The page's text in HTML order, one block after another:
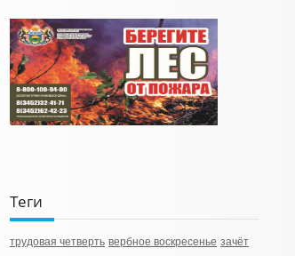
Теги
трудовая четверть вербное воскресенье зачёт